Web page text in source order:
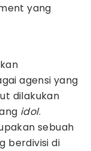
yang
agensi yang
dilakukan
idol.
sebuah
berdivisi di